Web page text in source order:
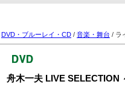
DVD・ブルーレイ・CD / 音楽・舞台 / ラ
舟木一夫 LIVE SELECTION